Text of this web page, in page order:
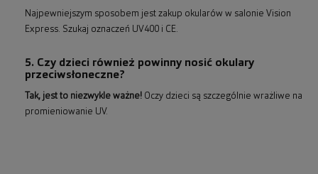
Najpewniejszym sposobem jest zakup okularów w salonie Vision
Express. Szukaj oznaczeń UV400 i CE.
5. Czy dzieci również powinny nosić okulary
przeciwsłoneczne?
Tak, jest to niezwykle ważne! Oczy dzieci są szczególnie wrażliwe na
promieniowanie UV.